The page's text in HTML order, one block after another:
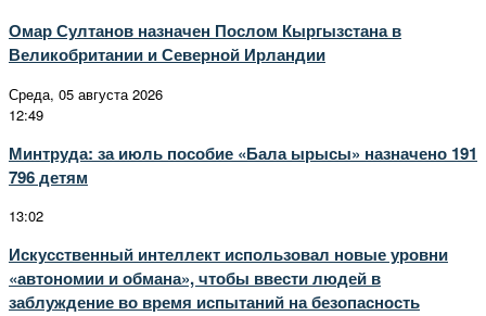
Омар Султанов назначен Послом Кыргызстана в
Великобритании и Северной Ирландии
Среда, 05 августа 2026
12:49
Минтруда: за июль пособие «Бала ырысы» назначено 191
796 детям
13:02
Искусственный интеллект использовал новые уровни
«автономии и обмана», чтобы ввести людей в
заблуждение во время испытаний на безопасность